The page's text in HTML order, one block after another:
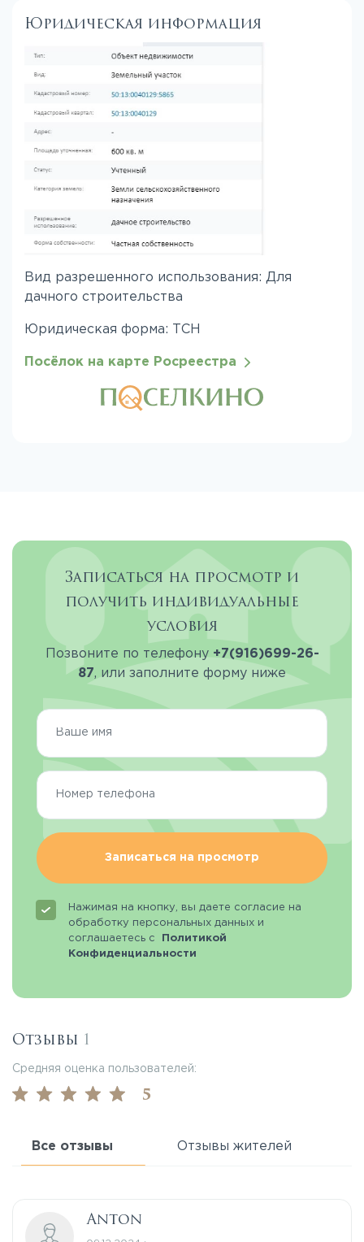
Юридическая информация
Вид разрешенного использования: Для
дачного строительства
Юридическая форма: ТСН
Посёлок на карте Росреестра
Записаться на просмотр и
получить индивидуальные
условия
Позвоните по телефону +7(916)699-26-
87, или заполните форму ниже
Записаться на просмотр
Нажимая на кнопку, вы даете согласие на
обработку персональных данных и
соглашаетесь с
Политикой
Конфиденциальности
Отзывы 1
Средняя оценка пользователей:
5
Все отзывы Отзывы жителей
Anton